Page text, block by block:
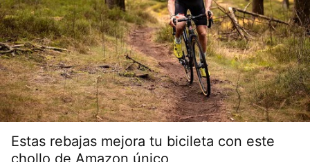
Estas rebajas mejora tu bicileta con este